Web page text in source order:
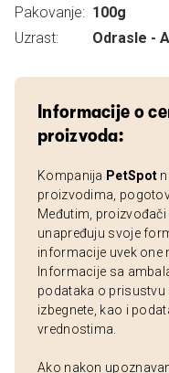
Pakovanje: 100g
Uzrast:
Odrasle -
Informacije o
proizvoda:
Kompanija PetSpot
proizvodima,
Međutim,
unapređuju svoje
informacije uvek one
Informacije sa
podataka o prisustvu
izbegnete, kao i
vrednostima.
Ako nakon